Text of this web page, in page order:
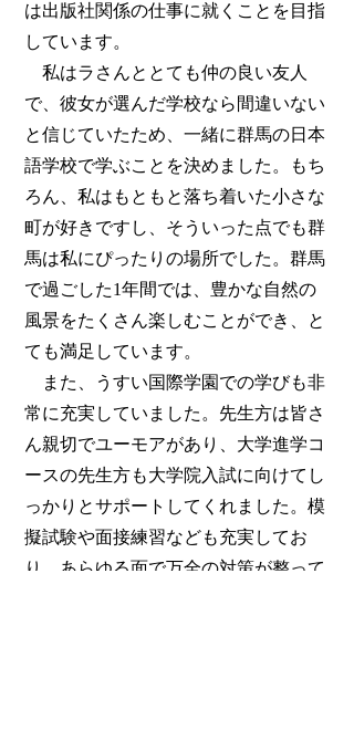
は出版社関係の仕事に就くことを目指
しています。
私はラさんととても仲の良い友人
で、彼女が選んだ学校なら間違いない
と信じていたため、一緒に群馬の日本
語学校で学ぶことを決めました。もち
ろん、私はもともと落ち着いた小さな
町が好きですし、そういった点でも群
馬は私にぴったりの場所でした。群馬
で過ごした1年間では、豊かな自然の
風景をたくさん楽しむことができ、と
ても満足しています。
また、うすい国際学園での学びも非
常に充実していました。先生方は皆さ
ん親切でユーモアがあり、大学進学コ
ースの先生方も大学院入試に向けてし
っかりとサポートしてくれました。模
擬試験や面接練習なども充実してお
り、あらゆる面で万全の対策が整って